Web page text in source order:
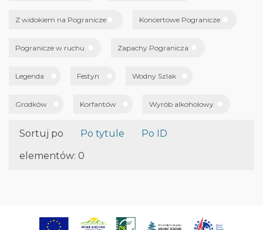
Z widokiem na Pogranicze Koncertowe Pogranicze
Pogranicze w ruchu Zapachy Pogranicza
Legenda Festyn Wodny Szlak
Grodków Korfantów Wyrób alkoholowy
Sortuj po Po tytule
Po ID
elementów: 0